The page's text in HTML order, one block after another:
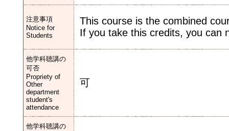
注意事項
Notice for
Students
This course is the combined
If you take this credits, you can
他学科聴講の
可否
Propriety of
Other
department
student's
attendance
可
他学科聴講の